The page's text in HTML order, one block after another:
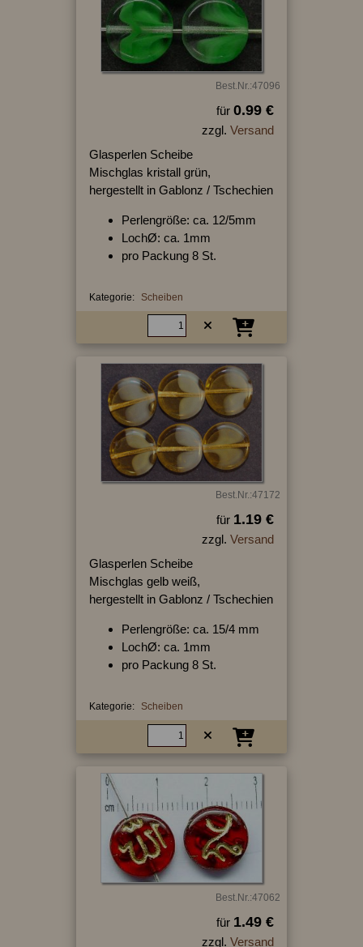
Best.Nr.:47096
für 0.99 €
zzgl. Versand
Glasperlen Scheibe
Mischglas kristall grün,
hergestellt in Gablonz / Tschechien
Perlengröße: ca. 12/5mm
LochØ: ca. 1mm
pro Packung 8 St.
Kategorie: Scheiben
Best.Nr.:47172
für 1.19 €
zzgl. Versand
Glasperlen Scheibe
Mischglas gelb weiß,
hergestellt in Gablonz / Tschechien
Perlengröße: ca. 15/4 mm
LochØ: ca. 1mm
pro Packung 8 St.
Kategorie: Scheiben
Best.Nr.:47062
für 1.49 €
zzgl. Versand